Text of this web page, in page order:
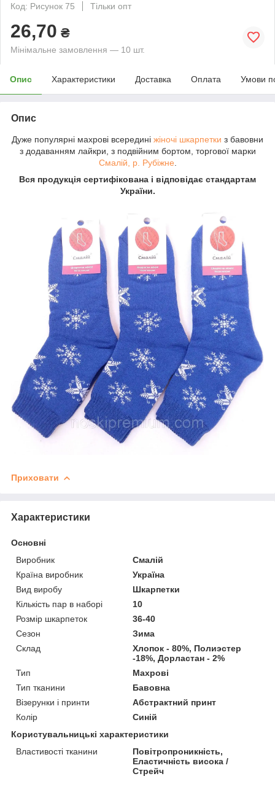
Код: Рисунок 75
Тільки опт
26,70 ₴
Мінімальне замовлення — 10 шт.
Опис Характеристики Доставка Оплата Умови
Опис
Дуже популярні махрові всередині жіночі шкарпетки з бавовни
з додаванням лайкри, з подвійним бортом, торгової марки
Смалій, р. Рубіжне
Вся продукція сертифікована і відповідає стандартам
України.
Приховати
Характеристики
Основні
Виробник
Смалій
Країна виробник
Україна
Вид виробу
Шкарпетки
Кількість пар в наборі
10
Розмір шкарпеток
36-40
Сезон
Зима
Склад
Хлопок - 80%, Полиэстер
-18%, Дорластан - 2%
Тип
Махрові
Тип тканини
Бавовна
Візерунки і принти
Абстрактний принт
Колір
Синій
Користувальницькі характеристики
Властивості тканини
Повітропроникність,
Еластичність висока /
Стрейч